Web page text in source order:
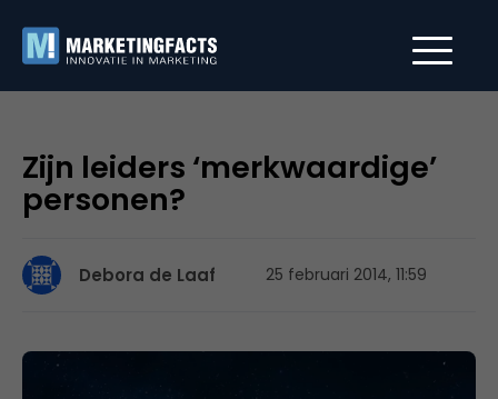
Zijn leiders ‘merkwaardige’
personen?
Debora de Laaf 25 februari 2014, 11:59